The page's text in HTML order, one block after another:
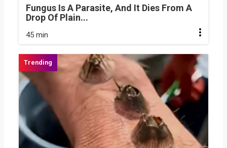
Fungus Is A Parasite, And It Dies From A
Drop Of Plain...
45 min